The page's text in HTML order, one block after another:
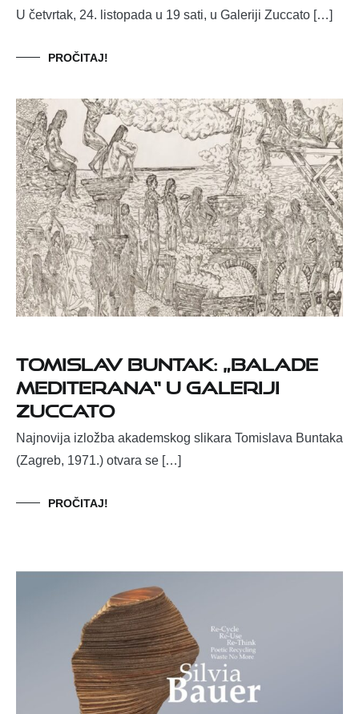
U četvrtak, 24. listopada u 19 sati, u Galeriji Zuccato […]
PROČITAJ!
Tomislav Buntak: „Balade
Mediterana“ u Galeriji
Zuccato
Najnovija izložba akademskog slikara Tomislava Buntaka
(Zagreb, 1971.) otvara se […]
PROČITAJ!